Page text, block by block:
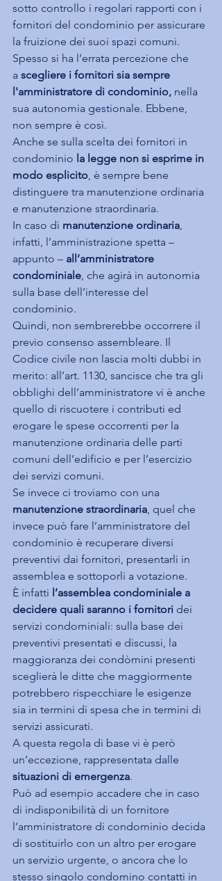
sotto controllo i regolari rapporti con i
fornitori del condominio per assicurare
la fruizione dei suoi spazi comuni.
Spesso si ha l’errata percezione che
a scegliere i fornitori sia sempre
l'amministratore di condominio, nella
sua autonomia gestionale. Ebbene,
non sempre è così.
Anche se sulla scelta dei fornitori in
condominio la legge non si esprime in
modo esplicito, è sempre bene
distinguere tra manutenzione ordinaria
e manutenzione straordinaria.
In caso di manutenzione ordinaria,
infatti, l’amministrazione spetta –
appunto – all’amministratore
condominiale, che agirà in autonomia
sulla base dell’interesse del
condominio.
Quindi, non sembrerebbe occorrere il
previo consenso assembleare. Il
Codice civile non lascia molti dubbi in
merito: all’art. 1130, sancisce che tra gli
obblighi dell’amministratore vi è anche
quello di riscuotere i contributi ed
erogare le spese occorrenti per la
manutenzione ordinaria delle parti
comuni dell’edificio e per l’esercizio
dei servizi comuni.
Se invece ci troviamo con una
manutenzione straordinaria, quel che
invece può fare l’amministratore del
condominio è recuperare diversi
preventivi dai fornitori, presentarli in
assemblea e sottoporli a votazione.
È infatti l’assemblea condominiale a
decidere quali saranno i fornitori dei
servizi condominiali: sulla base dei
preventivi presentati e discussi, la
maggioranza dei condòmini presenti
sceglierà le ditte che maggiormente
potrebbero rispecchiare le esigenze
sia in termini di spesa che in termini di
servizi assicurati.
A questa regola di base vi è però
un’eccezione, rappresentata dalle
situazioni di emergenza.
Può ad esempio accadere che in caso
di indisponibilità di un fornitore
l’amministratore di condominio decida
di sostituirlo con un altro per erogare
un servizio urgente, o ancora che lo
stesso singolo condomino contatti in